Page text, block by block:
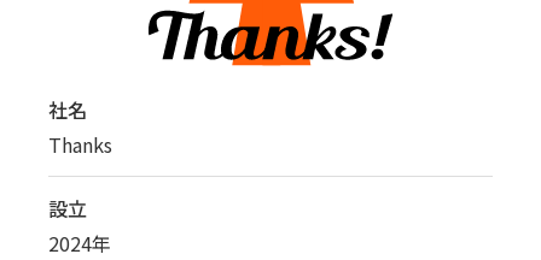
社名
Thanks
設立
2024年